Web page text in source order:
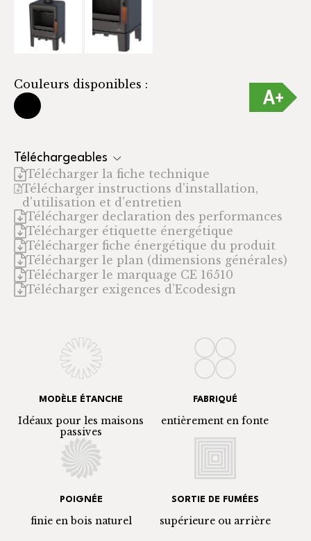
Couleurs disponibles :
Téléchargeables
Télécharger la fiche technique
Télécharger instructions d'installation,
d'utilisation et d'entretien
Télécharger declaration des performances
Télécharger étiquette énergétique
Télécharger fiche énergétique du produit
Télécharger le plan (dimensions générales)
Télécharger le marquage CE 16510
Télécharger exigences d’Ecodesign
MODÈLE ÉTANCHE
Idéaux pour les maisons
passives
FABRIQUÉ
entièrement en fonte
POIGNÉE
finie en bois naturel
SORTIE DE FUMÉES
supérieure ou arrière